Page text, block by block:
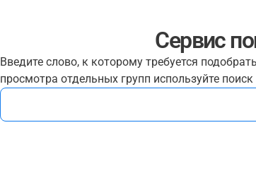
Сервис
Введите слово, к которому требуется
просмотра отдельных групп используйте